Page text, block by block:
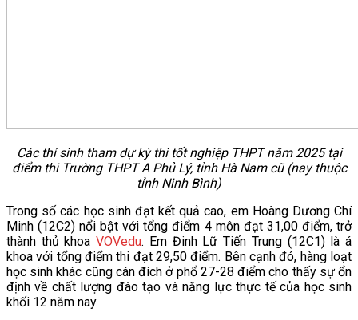
Các thí sinh tham dự kỳ thi tốt nghiệp THPT năm 2025 tại
điểm thi Trường THPT A Phủ Lý, tỉnh Hà Nam cũ (nay thuộc
tỉnh Ninh Bình)
Trong số các học sinh đạt kết quả cao, em Hoàng Dương Chí
Minh (12C2) nổi bật với tổng điểm 4 môn đạt 31,00 điểm, trở
thành thủ khoaVOVedu. Em Đinh Lữ Tiến Trung (12C1) là á
khoa với tổng điểm thi đạt 29,50 điểm. Bên cạnh đó, hàng loạt
học sinh khác cũng cán đích ở phổ 27-28 điểm cho thấy sự ổn
định về chất lượng đào tạo và năng lực thực tế của học sinh
khối 12 năm nay.